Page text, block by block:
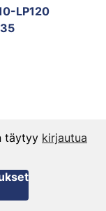
LP120
täytyy kirjautua